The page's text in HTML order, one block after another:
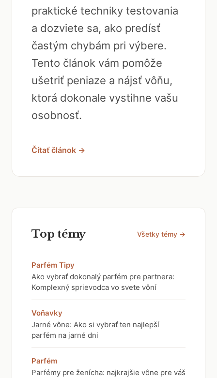
praktické techniky testovania
a dozviete sa, ako predísť
častým chybám pri výbere.
Tento článok vám pomôže
ušetriť peniaze a nájsť vôňu,
ktorá dokonale vystihne vašu
osobnosť.
Čítať článok →
Top témy Všetky témy →
Parfém Tipy
Ako vybrať dokonalý parfém pre partnera:
Komplexný sprievodca vo svete vôní
Voňavky
Jarné vône: Ako si vybrať ten najlepší
parfém na jarné dni
Parfém
Parfémy pre ženícha: najkrajšie vône pre váš